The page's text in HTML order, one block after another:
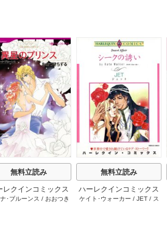
無料立読み
レクインコミックス
ト 2026年 vol.1063
･ブルーンス / おおつき
無料立読み
ハーレクインコミックス
セット 2026年 vol.1001
ケイト･ウォーカー / JET/ ス